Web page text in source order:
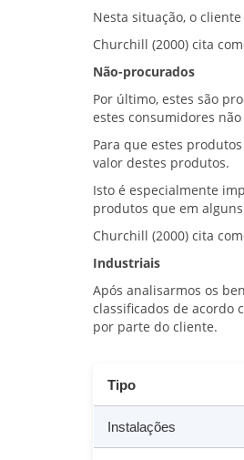
Nesta situação, o
Churchill (2000) cita
Não-procurados
Por último, estes são
estes consumidores
Para que estes
valor destes produtos.
Isto é especialmente
produtos que em
Churchill (2000) cita
Industriais
Após analisarmos os
classificados de acordo
por parte do cliente.
Tipo
Instalações